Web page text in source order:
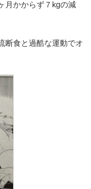
月かからず７kgの減
断食と過酷な運動でオ